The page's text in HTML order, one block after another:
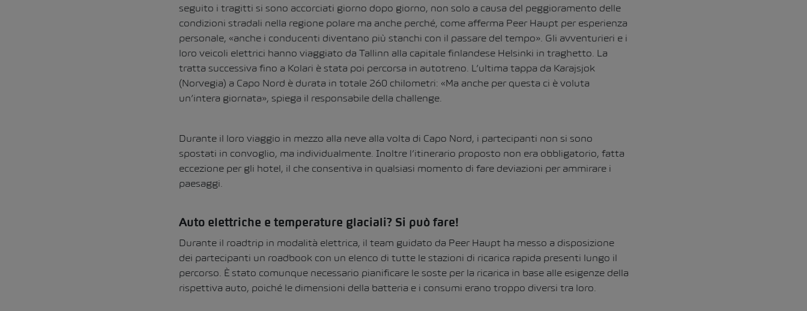
seguito i tragitti si sono accorciati giorno dopo giorno, non solo a causa del peggioramento delle
condizioni stradali nella regione polare ma anche perché, come afferma Peer Haupt per esperienza
personale, «anche i conducenti diventano più stanchi con il passare del tempo». Gli avventurieri e i
loro veicoli elettrici hanno viaggiato da Tallinn alla capitale finlandese Helsinki in traghetto. La
tratta successiva fino a Kolari è stata poi percorsa in autotreno. L’ultima tappa da Karajsjok
(Norvegia) a Capo Nord è durata in totale 260 chilometri: «Ma anche per questa ci è voluta
un’intera giornata», spiega il responsabile della challenge.
Durante il loro viaggio in mezzo alla neve alla volta di Capo Nord, i partecipanti non si sono
spostati in convoglio, ma individualmente. Inoltre l’itinerario proposto non era obbligatorio, fatta
eccezione per gli hotel, il che consentiva in qualsiasi momento di fare deviazioni per ammirare i
paesaggi.
Auto elettriche e temperature glaciali? Si può fare!
Durante il roadtrip in modalità elettrica, il team guidato da Peer Haupt ha messo a disposizione
dei partecipanti un roadbook con un elenco di tutte le stazioni di ricarica rapida presenti lungo il
percorso. È stato comunque necessario pianificare le soste per la ricarica in base alle esigenze della
rispettiva auto, poiché le dimensioni della batteria e i consumi erano troppo diversi tra loro.